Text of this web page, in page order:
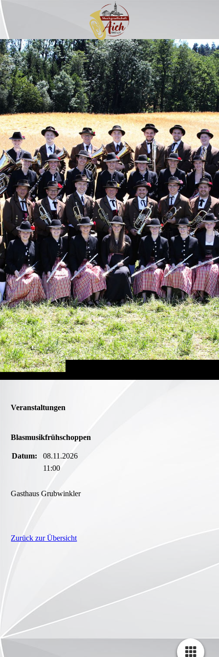
Veranstaltungen
Blasmusikfrühschoppen
Datum:
08.11.2026
11:00
Gasthaus Grubwinkler
Zurück zur Übersicht